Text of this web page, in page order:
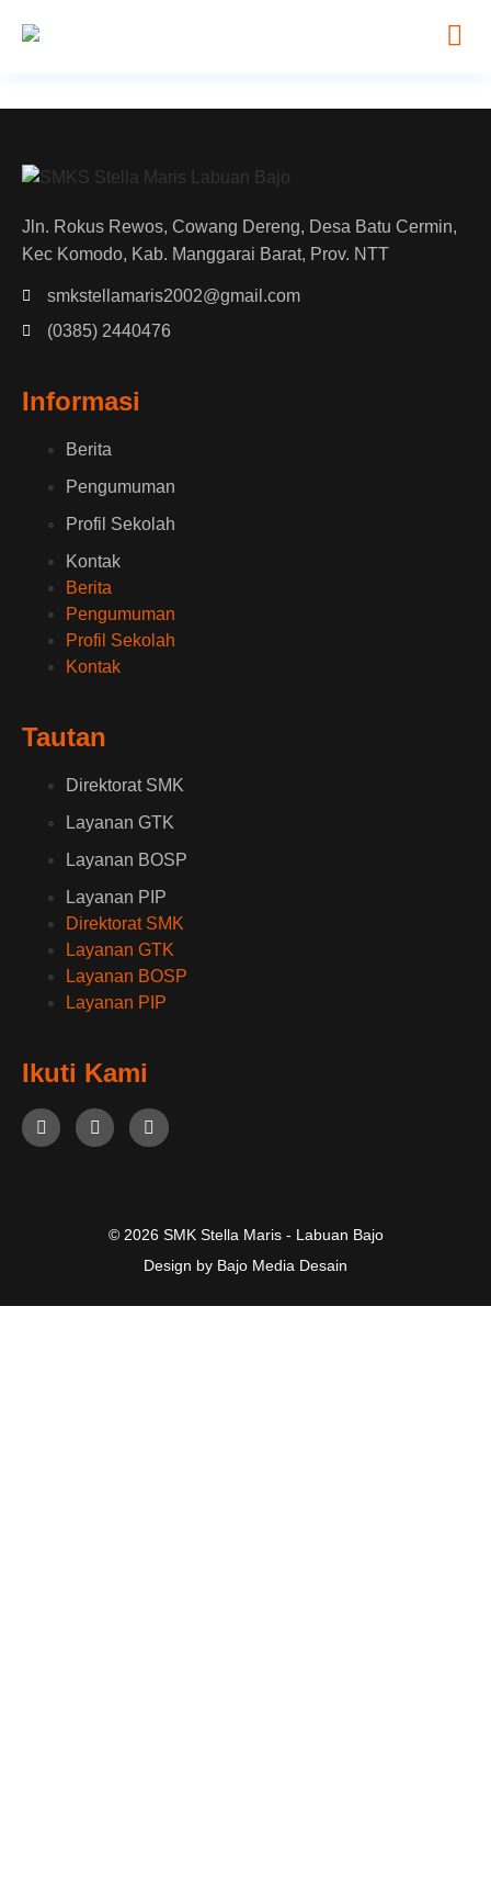
Jln. Rokus Rewos, Cowang Dereng, Desa Batu Cermin,
Kec Komodo, Kab. Manggarai Barat, Prov. NTT
smkstellamaris2002@gmail.com
(0385) 2440476
Informasi
Berita
Pengumuman
Profil Sekolah
Kontak
Berita
Pengumuman
Profil Sekolah
Kontak
Tautan
Direktorat SMK
Layanan GTK
Layanan BOSP
Layanan PIP
Direktorat SMK
Layanan GTK
Layanan BOSP
Layanan PIP
Ikuti Kami
© 2026 SMK Stella Maris - Labuan Bajo
Design by Bajo Media Desain